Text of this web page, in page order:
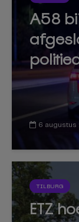
A58
6 augustus
TILBURG
ETZ